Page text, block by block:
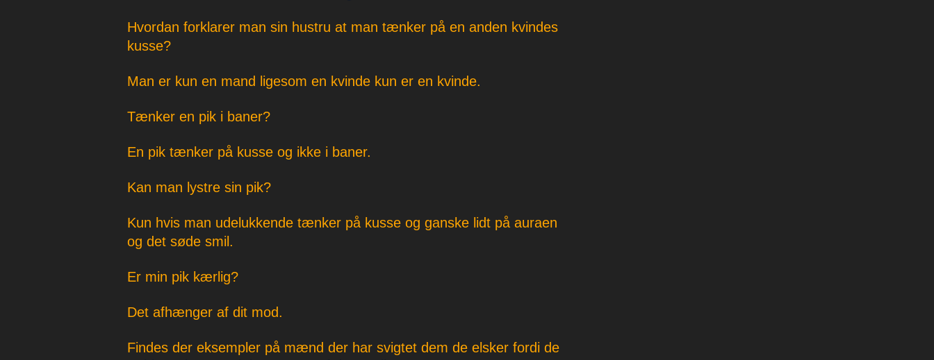
Hvordan forklarer man sin hustru at man tænker på en anden kvindes
kusse?
Man er kun en mand ligesom en kvinde kun er en kvinde.
Tænker en pik i baner?
En pik tænker på kusse og ikke i baner.
Kan man lystre sin pik?
Kun hvis man udelukkende tænker på kusse og ganske lidt på auraen
og det søde smil.
Er min pik kærlig?
Det afhænger af dit mod.
Findes der eksempler på mænd der har svigtet dem de elsker fordi de